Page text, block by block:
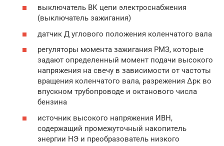
выключатель ВК цепи электроснабжения
(выключатель зажигания)
датчик Д углового положения коленчатого вала
регуляторы момента зажигания РМЗ, которые
задают определенный момент подачи высокого
напряжения на свечу в зависимости от частоты
вращения коленчатого вала, разрежения Δрк во
впускном трубопроводе и октанового числа
бензина
источник высокого напряжения ИВН,
содержащий промежуточный накопитель
энергии НЭ и преобразователь низкого